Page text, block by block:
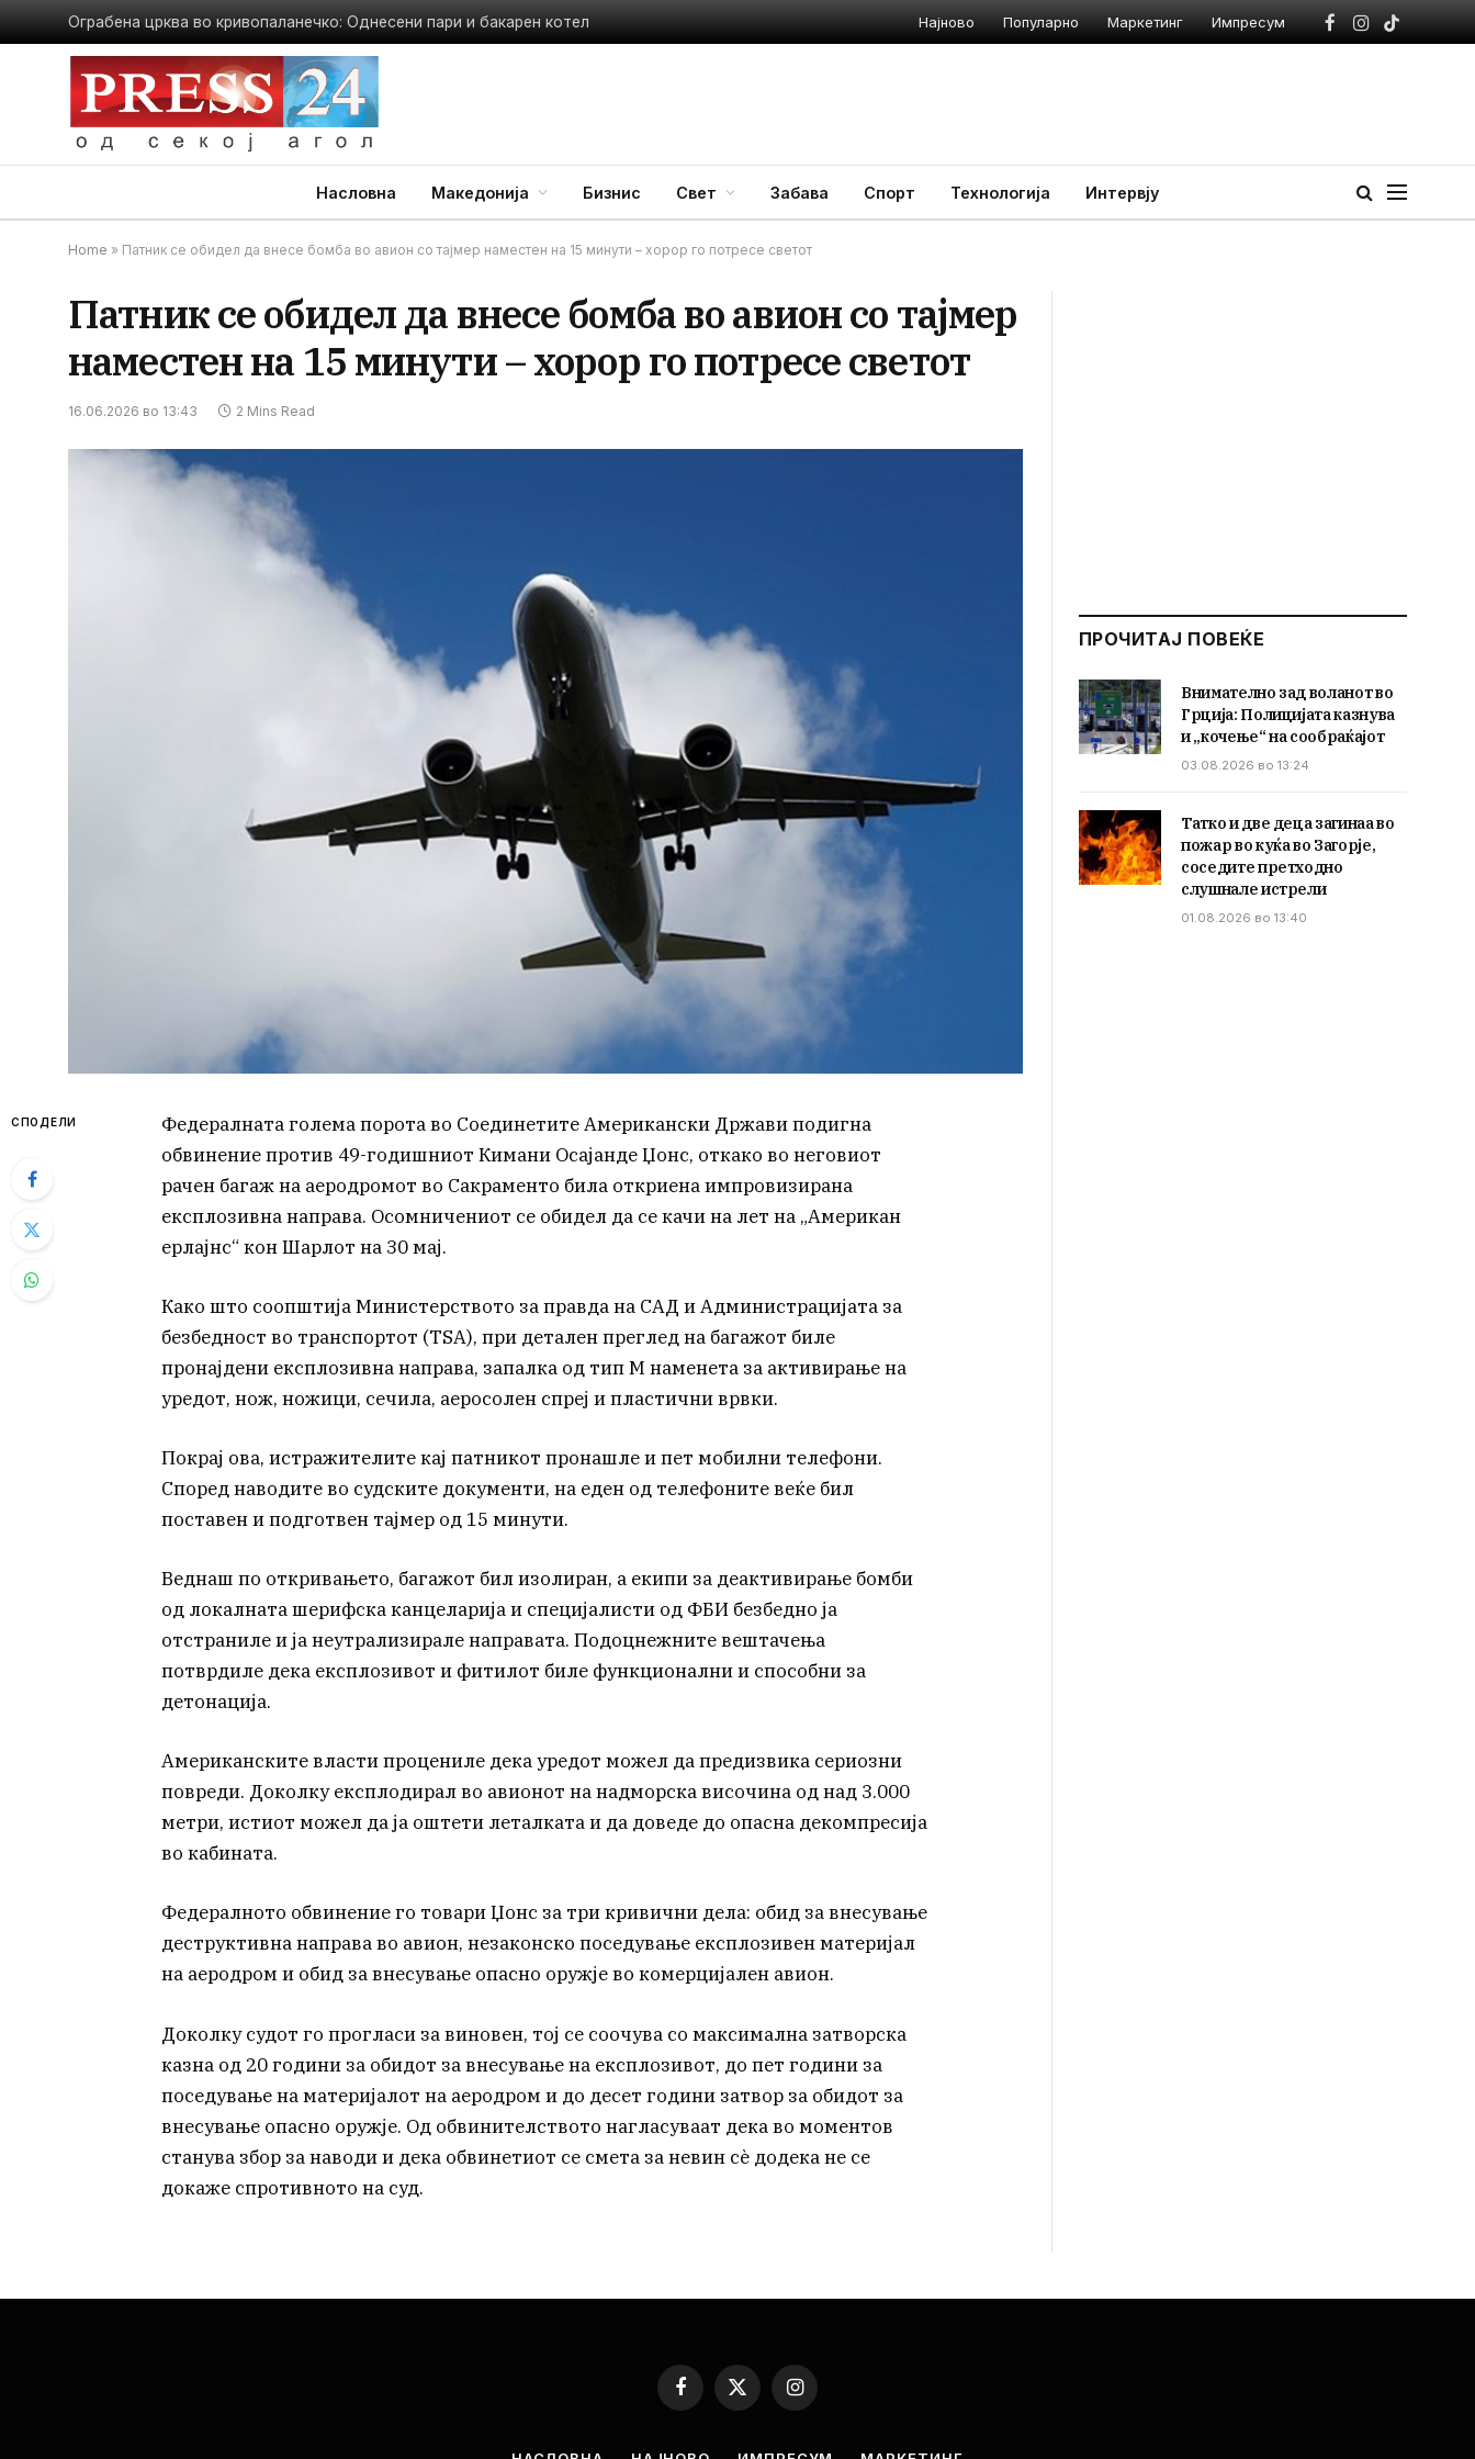
Ограбена црква во кривопаланечко: Однесени пари и бакарен котел Најново Популарно Маркетинг Импресум
Facebook
Instagram
TikTok
Насловна Македонија Бизнис Свет Забава Спорт Технологија Интервју
Home » Патник се обидел да внесе бомба во авион со тајмер наместен на 15 минути – хорор го потресе светот
Патник се обидел да внесе бомба во авион со тајмер
наместен на 15 минути – хорор го потресе светот
16.06.2026 во 13:43 2 Mins Read
СПОДЕЛИ
Федералната голема порота во Соединетите Американски Држави подигна
обвинение против 49-годишниот Кимани Осајанде Џонс, откако во неговиот
рачен багаж на аеродромот во Сакраменто била откриена импровизирана
експлозивна направа. Осомничениот се обидел да се качи на лет на „Американ
ерлајнс“ кон Шарлот на 30 мај.
Како што соопштија Министерството за правда на САД и Администрацијата за
безбедност во транспортот (TSA), при детален преглед на багажот биле
пронајдени експлозивна направа, запалка од тип М наменета за активирање на
уредот, нож, ножици, сечила, аеросолен спреј и пластични врвки.
Покрај ова, истражителите кај патникот пронашле и пет мобилни телефони.
Според наводите во судските документи, на еден од телефоните веќе бил
поставен и подготвен тајмер од 15 минути.
Веднаш по откривањето, багажот бил изолиран, а екипи за деактивирање бомби
од локалната шерифска канцеларија и специјалисти од ФБИ безбедно ја
отстраниле и ја неутрализирале направата. Подоцнежните вештачења
потврдиле дека експлозивот и фитилот биле функционални и способни за
детонација.
Американските власти процениле дека уредот можел да предизвика сериозни
повреди. Доколку експлодирал во авионот на надморска височина од над 3.000
метри, истиот можел да ја оштети леталката и да доведе до опасна декомпресија
во кабината.
Федералното обвинение го товари Џонс за три кривични дела: обид за внесување
деструктивна направа во авион, незаконско поседување експлозивен материјал
на аеродром и обид за внесување опасно оружје во комерцијален авион.
Доколку судот го прогласи за виновен, тој се соочува со максимална затворска
казна од 20 години за обидот за внесување на експлозивот, до пет години за
поседување на материјалот на аеродром и до десет години затвор за обидот за
внесување опасно оружје. Од обвинителството нагласуваат дека во моментов
станува збор за наводи и дека обвинетиот се смета за невин сè додека не се
докаже спротивното на суд.
ПРОЧИТАЈ ПОВЕЌЕ
Внимателно зад воланот во
Грција: Полицијата казнува
и „кочење“ на сообраќајот
03.08.2026 во 13:24
Татко и две деца загинаа во
пожар во куќа во Загорје,
соседите претходно
слушнале истрели
01.08.2026 во 13:40
Facebook
X
(Twitter)
Instagram